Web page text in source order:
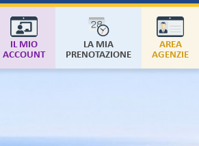
IL MIO
ACCOUNT
LA MIA
PRENOTAZIONE
AREA
AGENZIE